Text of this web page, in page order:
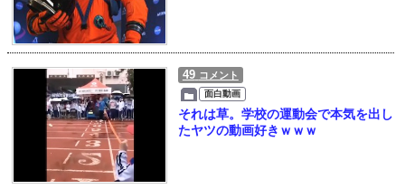
49 コメント
面白動画
それは草。学校の運動会で本気を出し
たヤツの動画好きｗｗｗ